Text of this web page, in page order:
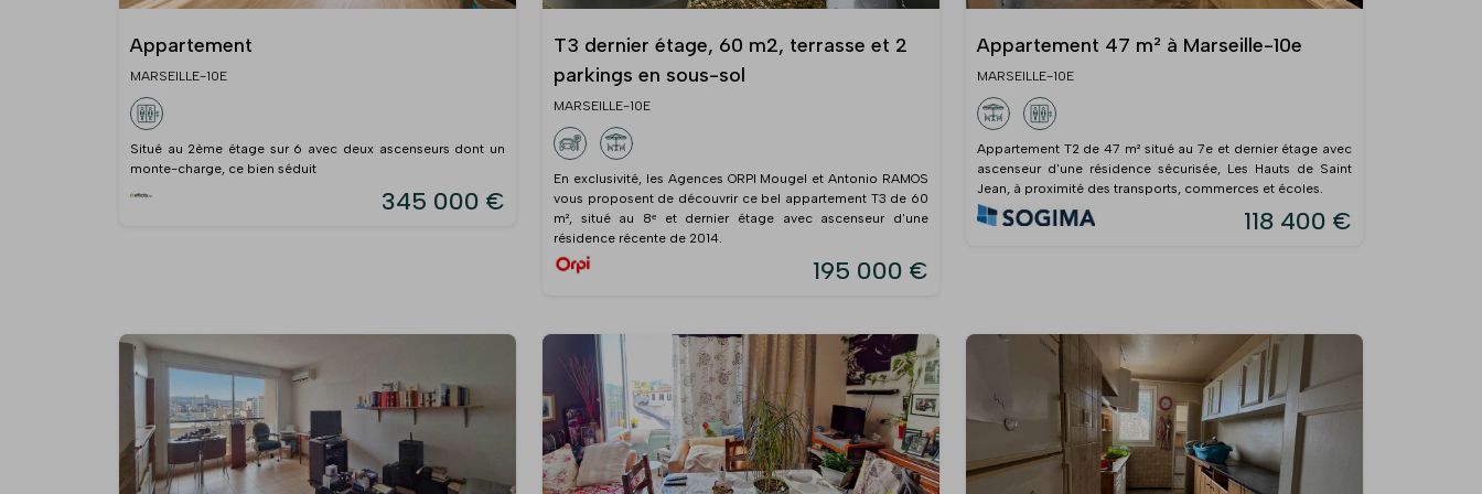
Appartement
MARSEILLE-10E
Situé au 2ème étage sur 6 avec deux ascenseurs dont un
monte-charge, ce bien séduit
345 000 €
T3 dernier étage, 60 m2, terrasse et 2
parkings en sous-sol
MARSEILLE-10E
En exclusivité, les Agences ORPI Mougel et Antonio RAMOS
vous proposent de découvrir ce bel appartement T3 de 60
m², situé au 8ᵉ et dernier étage avec ascenseur d'une
résidence récente de 2014.
195 000 €
Appartement 47 m² à Marseille-10e
MARSEILLE-10E
Appartement T2 de 47 m² situé au 7e et dernier étage avec
ascenseur d'une résidence sécurisée, Les Hauts de Saint
Jean, à proximité des transports, commerces et écoles.
118 400 €